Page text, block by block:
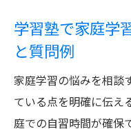
学習塾で家庭学
と質問例
家庭学習の悩みを相談
ている点を明確に伝え
庭での自習時間が確保